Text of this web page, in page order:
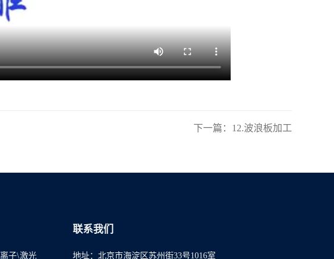
下一篇：12.波浪板加工
子\激光
联系我们
地址：北京市海淀区苏州街33号1016室